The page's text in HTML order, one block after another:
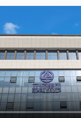
站式服务，确保客户
验。